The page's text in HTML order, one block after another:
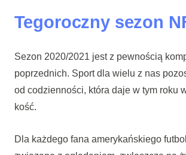
Tegoroczny sezon
Sezon 2020/2021 jest z pewnością
poprzednich. Sport dla wielu z nas
od codzienności, która daje w tym roku
kość.
Dla każdego fana amerykańskiego